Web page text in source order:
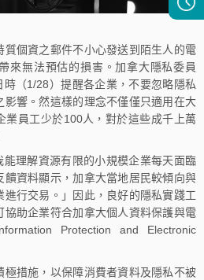
個資之郵件不小心發送到陌生人的電
來無法預估的損害。加拿大隱私委員
（1/28）提醒各企業，不要忽略隱私
響。然這樣的理念不僅僅只適用在大
業員工少於100人，對於這些成千上萬
理解資源有限的小規模企業每天面臨
資料顯示，加拿大當地居民較傾向與
行交易。」因此，良好的隱私實踐工
助企業符合加拿大個人資料保護與電
Protection and Electronic
措施，以保障消費者資料及隱私不被